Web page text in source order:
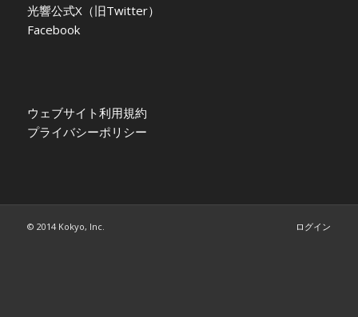
光響公式X（旧Twitter）
Facebook
ウェブサイト利用規約
プライバシーポリシー
© 2014 Kokyo, Inc. ログイン